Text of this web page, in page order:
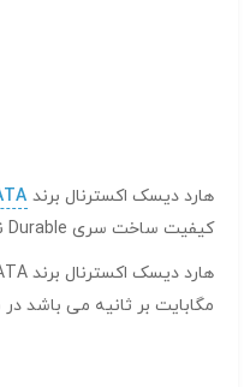
هارد دیسک اکسترنال برند
کیفیت ساخت سری Durable نیز بسیار بالا است. این درایو بسیار مستحکم است و توانسته است استاندارد Ip68 ارتش آمریکا را برای مقاومت در برابر خاک، آب و شوک به دست بیاورد.
هارد دیسک اکسترنال برند ADATA مدل
مگابایت بر ثانیه می باشد در مقایسه با